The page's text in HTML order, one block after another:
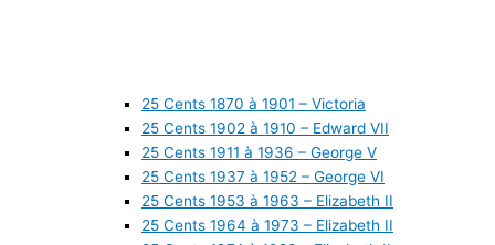
25 Cents 1870 à 1901 – Victoria
25 Cents 1902 à 1910 – Edward VII
25 Cents 1911 à 1936 – George V
25 Cents 1937 à 1952 – George VI
25 Cents 1953 à 1963 – Elizabeth II
25 Cents 1964 à 1973 – Elizabeth II